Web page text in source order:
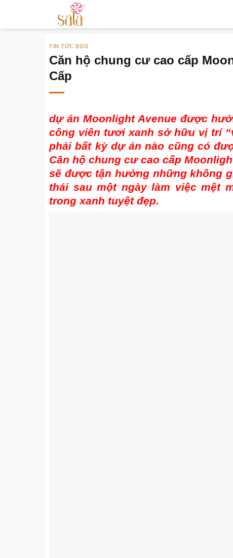
TIN TỨC BDS
Căn hộ chung cư cao cấp
Cấp
dự án Moonlight Avenue được
công viên tươi xanh sở hữu vị trí
phải bất kỳ dự án nào cũng có
Căn hộ chung cư cao cấp
sẽ được tận hưởng những không
thái sau một ngày làm việc mệt
trong xanh tuyệt đẹp.